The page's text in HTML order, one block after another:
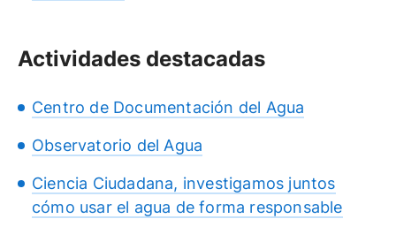
Actividades destacadas
Centro de Documentación del Agua
Observatorio del Agua
Ciencia Ciudadana, investigamos juntos
cómo usar el agua de forma responsable